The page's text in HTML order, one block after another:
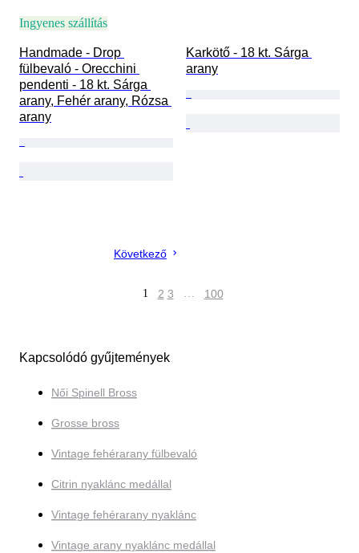
Ingyenes szállítás
Handmade - Drop
fülbevaló - Orecchini
pendenti - 18 kt. Sárga
arany, Fehér arany, Rózsa
arany
Karkötő - 18 kt. Sárga
arany
Következő
1 2 3 … 100
Kapcsolódó gyűjtemények
Női Spinell Bross
Grosse bross
Vintage fehérarany fülbevaló
Citrin nyaklánc medállal
Vintage fehérarany nyaklánc
Vintage arany nyaklánc medállal